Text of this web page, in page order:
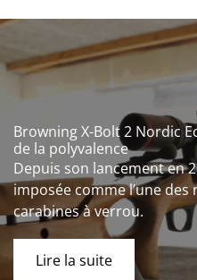
Browning X-Bolt 2 Nordic
de la polyvalence
Depuis son lancement en
imposée comme l’une
carabines à verrou.
Lire la suite